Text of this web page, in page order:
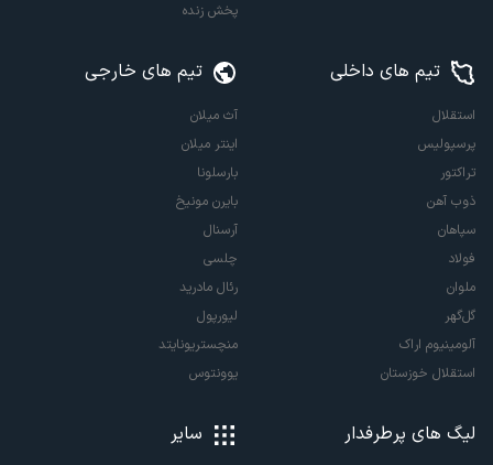
پخش زنده
تیم های داخلی
استقلال
پرسپولیس
تراکتور
ذوب آهن
سپاهان
فولاد
ملوان
گل‌گهر
آلومینیوم اراک
استقلال خوزستان
تیم های خارجی
آث میلان
اینتر میلان
بارسلونا
بایرن مونیخ
آرسنال
چلسی
رئال مادرید
لیورپول
منچستریونایتد
یوونتوس
لیگ های پرطرفدار سایر